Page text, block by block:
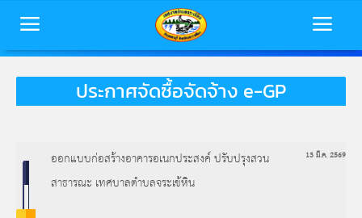
หน้าหลัก
บุคลากร
ประกาศจัดซื้อจัดจ้าง e-GP
ออกแบบก่อสร้างอาคารอเนกประสงค์ ปรับปรุงสวน
สาธารณะ เทศบาลตำบลจระเข้หิน
13 มี.ค. 2569